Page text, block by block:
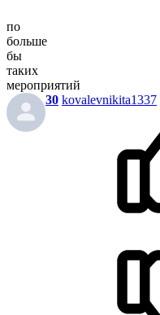
по
больше
бы
таких
мероприятий
30 kovalevnikita1337